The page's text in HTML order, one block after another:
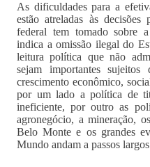
As dificuldades para a
estão atreladas às
federal tem tomado sobre
indica a omissão ilegal do
leitura política que não
sejam importantes
crescimento econômico,
por um lado a política de
ineficiente, por outro as
agronegócio, a mineração,
Belo Monte e os grandes
Mundo andam a passos